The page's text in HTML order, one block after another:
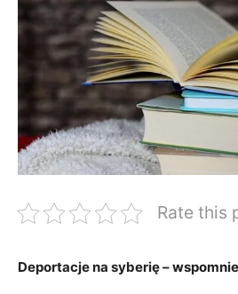
Rate this
Deportacje na syberię –